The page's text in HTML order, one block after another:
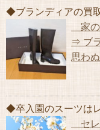
◆ブランディアの買
家の
⇒ ブ
思わ
◆卒入園のスーツは
セレ